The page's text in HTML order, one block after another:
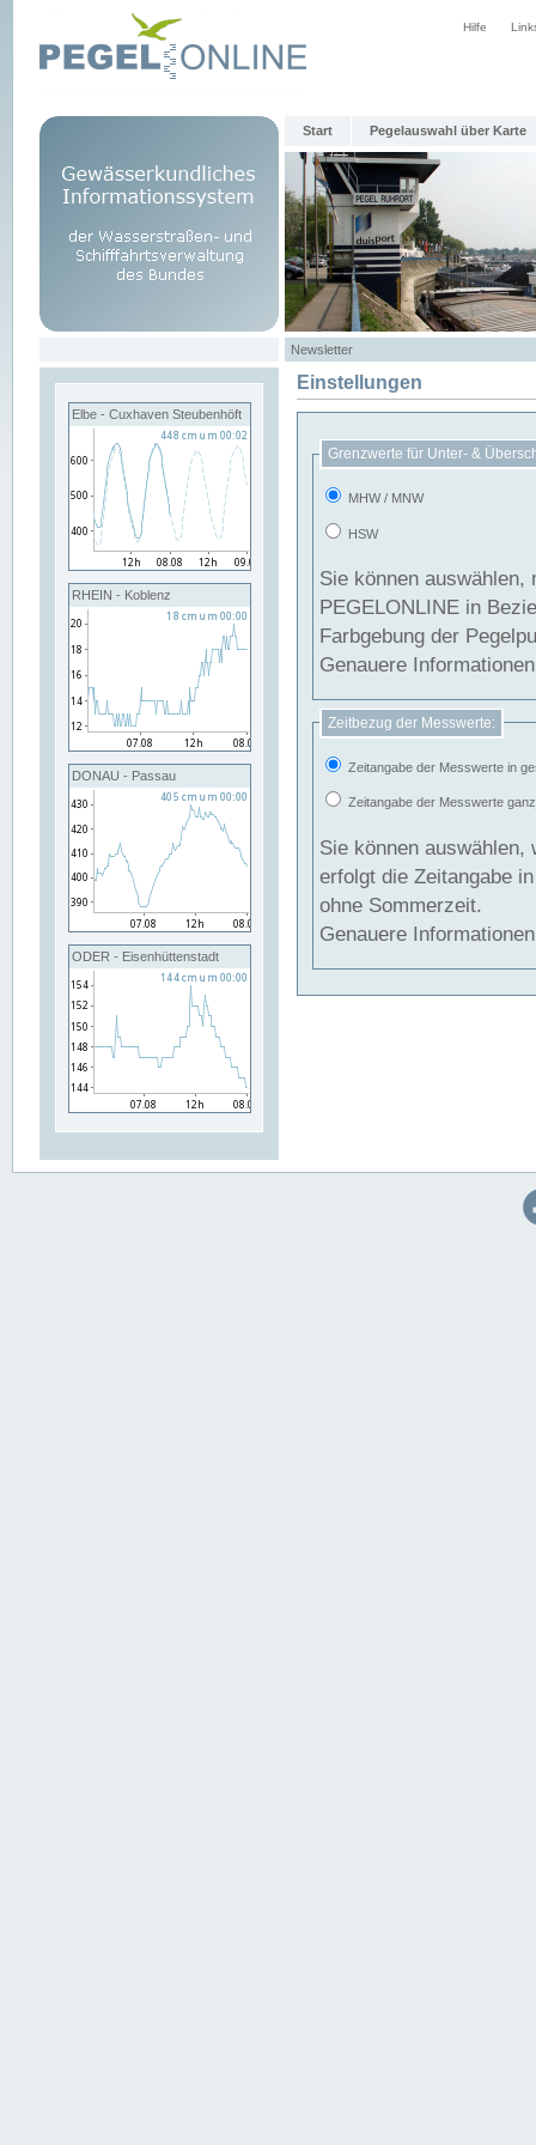
Hilfe
Start Pegelauswahl über Karte
Newsletter
Elbe - Cuxhaven Steubenhöft
RHEIN - Koblenz
DONAU - Passau
ODER - Eisenhüttenstadt
Einstellungen
Grenzwerte für Unter- &
MHW / MNW
HSW
Sie können
PEGELONLINE in Beziehung
Farbgebung der
Genauere
Zeitbezug der Messwerte:
Zeitangabe der Messwerte in
Zeitangabe der Messwerte
Sie können auswählen,
erfolgt die Zeitangabe
ohne Sommerzeit.
Genauere